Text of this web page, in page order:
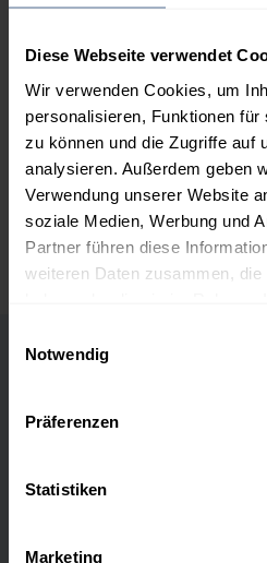
Diese Webseite verwendet
Wir verwenden Cookies, um
personalisieren, Funktionen
zu können und die Zugriffe auf
analysieren. Außerdem geben
Verwendung unserer Website
soziale Medien, Werbung und
Partner führen diese
weiteren Daten zusammen,
Notwendig
Präferenzen
Statistiken
Marketing
3.000 Liter
5.000 Liter
Preise für Heizöl in Standardqualität
Liter inkl. MwSt. und
Höchst- und
Heizölpreis-